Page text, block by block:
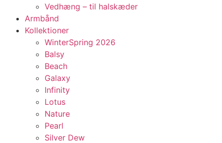
Vedhæng – til halskæder
Armbånd
Kollektioner
WinterSpring 2026
Balsy
Beach
Galaxy
Infinity
Lotus
Nature
Pearl
Silver Dew